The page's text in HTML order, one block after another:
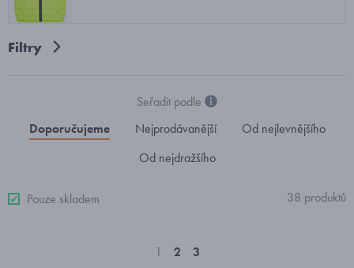
Filtry
Seřadit podle
Doporučujeme
Nejprodávanější
Od nejlevnějšího
Od nejdražšího
Pouze skladem 38 produktů
1 2 3